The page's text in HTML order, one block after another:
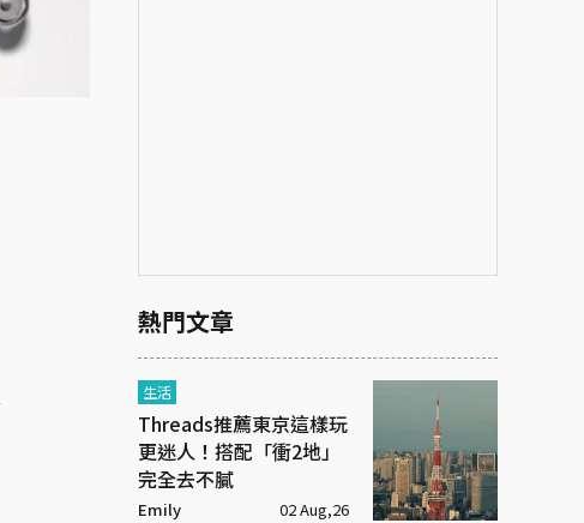
熱門文章
生活
Threads推薦東京這樣玩
更迷人！搭配「衝2地」
完全去不膩
Emily 02 Aug,26